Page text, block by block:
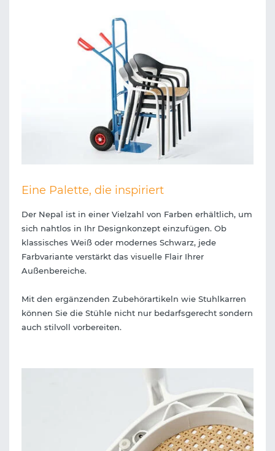
Eine Palette, die inspiriert
Der Nepal ist in einer Vielzahl von Farben erhältlich, um
sich nahtlos in Ihr Designkonzept einzufügen. Ob
klassisches Weiß oder modernes Schwarz, jede
Farbvariante verstärkt das visuelle Flair Ihrer
Außenbereiche.
Mit den ergänzenden Zubehörartikeln wie Stuhlkarren
können Sie die Stühle nicht nur bedarfsgerecht sondern
auch stilvoll vorbereiten.